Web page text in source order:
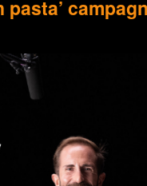
pasta’